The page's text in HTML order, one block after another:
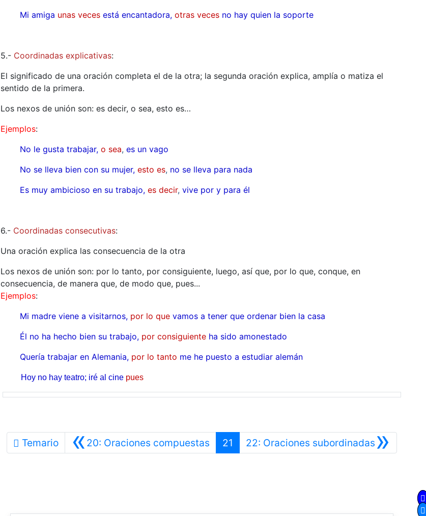
Mi amiga unas veces está encantadora, otras veces no hay quien la soporte
5.- Coordinadas explicativas:
El significado de una oración completa el de la otra; la segunda oración explica, amplía o matiza el
sentido de la primera.
Los nexos de unión son: es decir, o sea, esto es…
Ejemplos:
No le gusta trabajar, o sea, es un vago
No se lleva bien con su mujer, esto es, no se lleva para nada
Es muy ambicioso en su trabajo, es decir, vive por y para él
6.- Coordinadas consecutivas:
Una oración explica las consecuencia de la otra
Los nexos de unión son: por lo tanto, por consiguiente, luego, así que, por lo que, conque, en
consecuencia, de manera que, de modo que, pues...
Ejemplos:
Mi madre viene a visitarnos, por lo que vamos a tener que ordenar bien la casa
Él no ha hecho bien su trabajo, por consiguiente ha sido amonestado
Quería trabajar en Alemania, por lo tanto me he puesto a estudiar alemán
Hoy no hay teatro; iré al cine pues
Temario «20: Oraciones compuestasAnterior
21 »
22: Oraciones subordinadasSiguiente